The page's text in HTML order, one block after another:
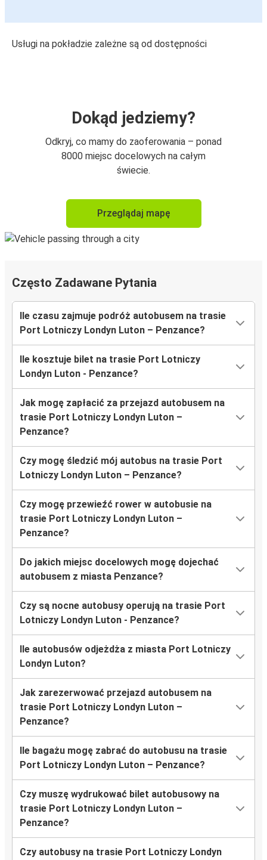
Usługi na pokładzie zależne są od dostępności
Dokąd jedziemy?
Odkryj, co mamy do zaoferowania – ponad
8000 miejsc docelowych na całym
świecie.
Przeglądaj mapę
Często Zadawane Pytania
Ile czasu zajmuje podróż autobusem na trasie
Port Lotniczy Londyn Luton – Penzance?
Ile kosztuje bilet na trasie Port Lotniczy
Londyn Luton - Penzance?
Jak mogę zapłacić za przejazd autobusem na
trasie Port Lotniczy Londyn Luton –
Penzance?
Czy mogę śledzić mój autobus na trasie Port
Lotniczy Londyn Luton – Penzance?
Czy mogę przewieźć rower w autobusie na
trasie Port Lotniczy Londyn Luton –
Penzance?
Do jakich miejsc docelowych mogę dojechać
autobusem z miasta Penzance?
Czy są nocne autobusy operują na trasie Port
Lotniczy Londyn Luton - Penzance?
Ile autobusów odjeżdża z miasta Port Lotniczy
Londyn Luton?
Jak zarezerwować przejazd autobusem na
trasie Port Lotniczy Londyn Luton –
Penzance?
Ile bagażu mogę zabrać do autobusu na trasie
Port Lotniczy Londyn Luton – Penzance?
Czy muszę wydrukować bilet autobusowy na
trasie Port Lotniczy Londyn Luton –
Penzance?
Czy autobusy na trasie Port Lotniczy Londyn